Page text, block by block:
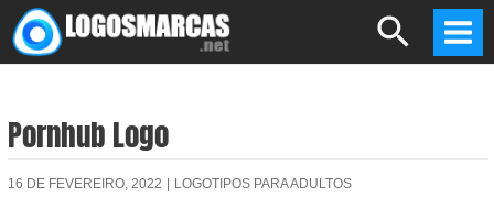
Skip
to
Search
Pornhub Logo
16 DE FEVEREIRO, 2022 LOGOTIPOS PARA ADULTOS